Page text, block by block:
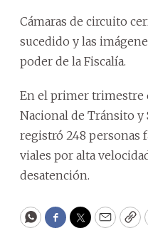
Cámaras de circuito
sucedido y las
poder de la Fiscalía.
En el primer trimestre
Nacional de Tránsito y
registró 248 personas
viales por alta
desatención.
WhatsApp
Facebook
Twitter
Email